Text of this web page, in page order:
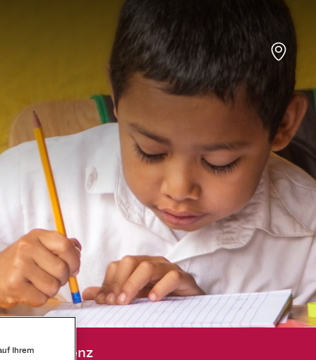
und Effizienz
Ihrem